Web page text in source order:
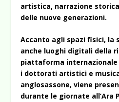
artistica, narrazione
delle nuove generazioni.
Accanto agli spazi fisici, la
anche luoghi digitali della
piattaforma internazionale
i dottorati artistici e
anglosassone, viene
durante le giornate all’Ara